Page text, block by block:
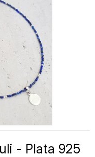
- Plata 925